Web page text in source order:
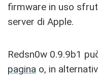
firmware in uso
server di Apple.
Redsn0w 0.9.9b1
pagina o, in